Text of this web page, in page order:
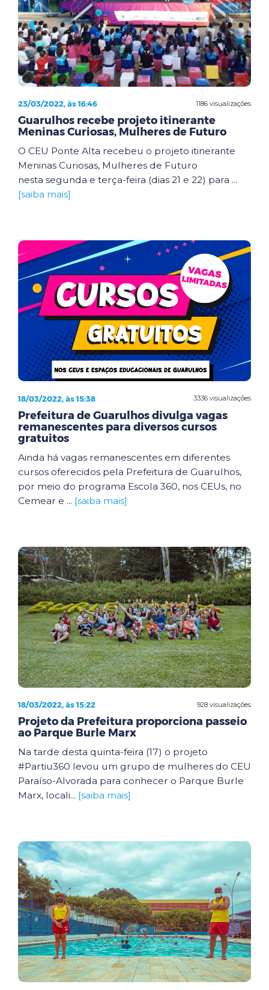
1186 visualizações
23/03/2022, às 16:46
Guarulhos recebe projeto itinerante
Meninas Curiosas, Mulheres de Futuro
O CEU Ponte Alta recebeu o projeto itinerante
Meninas Curiosas, Mulheres de Futuro
nesta segunda e terça-feira (dias 21 e 22) para ...
[saiba mais]
3336 visualizações
18/03/2022, às 15:38
Prefeitura de Guarulhos divulga vagas
remanescentes para diversos cursos
gratuitos
Ainda há vagas remanescentes em diferentes
cursos oferecidos pela Prefeitura de Guarulhos,
por meio do programa Escola 360, nos CEUs, no
Cemear e ... [saiba mais]
928 visualizações
18/03/2022, às 15:22
Projeto da Prefeitura proporciona passeio
ao Parque Burle Marx
Na tarde desta quinta-feira (17) o projeto
#Partiu360 levou um grupo de mulheres do CEU
Paraíso-Alvorada para conhecer o Parque Burle
Marx, locali... [saiba mais]